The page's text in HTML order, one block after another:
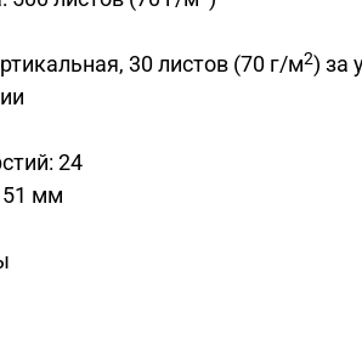
30 листов (70 г/м2) за
24
мм